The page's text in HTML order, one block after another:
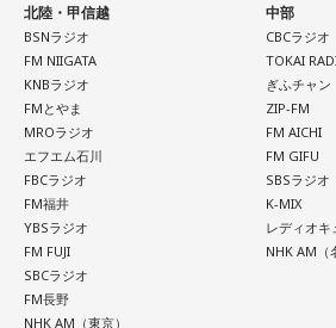
この後もロバート キャンベルさんは「
を、自身の経験を基に語りました。
します。
【番組概要】
■番組名：
『文化放送ライオンズナイター』
埼玉西武ライオンズvs北海道日本ハム
ーナドーム）
■放送日時：2026年8月26日（水）午
（最大延長午後9時30分まで）
解説： 辻発彦（元埼玉西武ライオンズ
北陸・甲信越
BSNラジオ
FM NIIGATA
KNBラジオ
FMとやま
MROラジオ
エフエム石川
FBCラジオ
FM福井
YBSラジオ
FM FUJI
SBCラジオ
FM長野
NHK AM（東京）
中部
CBCラジオ
TOKAI
ぎふチャン
ZIP-FM
FM AICHI
FM GIFU
SBSラジオ
K-MIX
レディオキ
NHK AM（